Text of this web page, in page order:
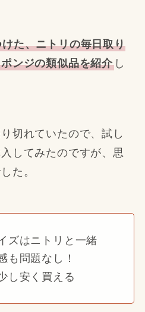
た、ニトリの毎日取り
ンジの類似品を紹介 し
切れていたので、試し
してみたのですが、思
た。
ズはニトリと一緒
も問題なし！
し安く買える